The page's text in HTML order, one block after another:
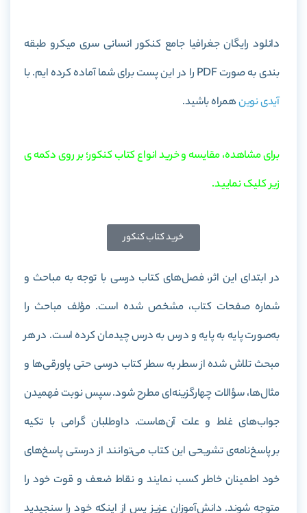
دانلود رایگان جغرافیا جامع کنکور انسانی سری میکرو طبقه
بندی به صورت PDF را در این پست برای شما آماده کرده ایم. با
آیدی نوینهمراه باشید.
برای مشاهده، مقایسه و خرید انواع کتاب کنکور؛ بر روی دکمه ی
زیر کلیک نمایید.
خرید کتاب کنکور
در ابتدای این اثر، فصل‌های کتاب درسی با توجه به مباحث و
شماره صفحات کتاب، مشخص شده است. مؤلف مباحث را
به‌صورت پایه به پایه و درس به درس چیدمان کرده است. در هر
مبحث تلاش شده از سطر به سطر کتاب درسی حتی پاورقی‌ها و
مثال‌ها، سؤالات چهارگزینه‌ای مطرح شود. سپس نوبت فهمیدن
جواب‌های غلط و علت آن‌هاست. داوطلبان گرامی با تکیه
بر پاسخ‌نامه‌ی تشریحی این کتاب می‌توانند از درستی پاسخ‌های
خود اطمینان خاطر کسب نمایند و نقاط ضعف و قوت خود را
متوجه شوند. دانش‌آموزان عزیز پس از اینکه خود را سنجیدید